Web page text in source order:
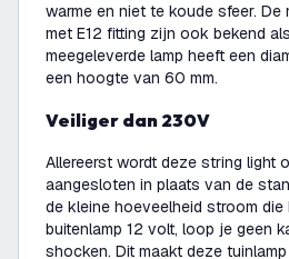
warme en niet te koude sfeer. De
met E12 fitting zijn ook bekend
meegeleverde lamp heeft een
een hoogte van 60 mm.
Veiliger dan 230V
Allereerst wordt deze string light
aangesloten in plaats van de
de kleine hoeveelheid stroom die
buitenlamp 12 volt, loop je geen
shocken. Dit maakt deze